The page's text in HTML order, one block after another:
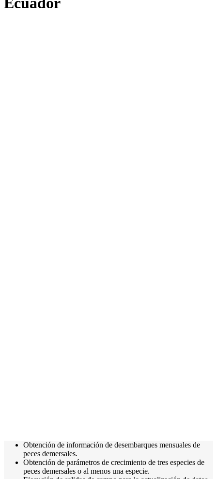
Obtención de información de desembarques mensuales de
peces demersales.
Obtención de parámetros de crecimiento de tres especies de
peces demersales o al menos una especie.